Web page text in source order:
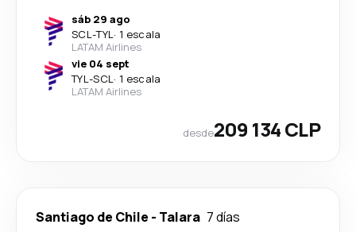
sáb 29 ago
SCL-TYL· 1 escala
LATAM Airlines
vie 04 sept
TYL-SCL· 1 escala
LATAM Airlines
desde209 134 CLP
Santiago de Chile - Talara 7 días